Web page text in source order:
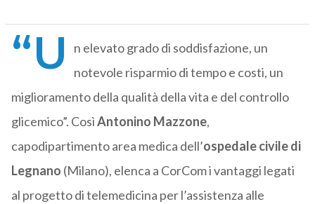
“U
n elevato grado di soddisfazione, un
notevole risparmio di tempo e costi, un
miglioramento della qualità della vita e del controllo
glicemico”. CosìAntonino Mazzone,
capodipartimento area medica dell’ospedale civile di
Legnano (Milano), elenca a CorCom i vantaggi legati
al progetto di telemedicina per l’assistenza alle